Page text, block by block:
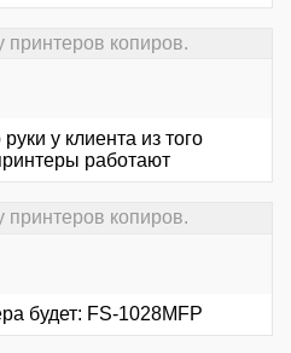
принтеров копиров.
у клиента из того
работают
принтеров копиров.
будет: FS-1028MFP